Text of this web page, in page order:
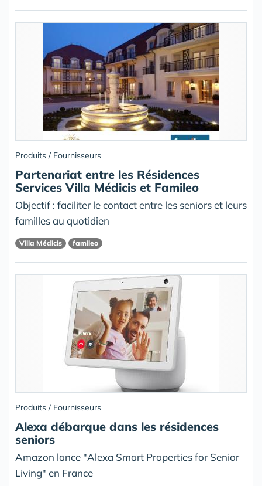
Produits / Fournisseurs
Partenariat entre les Résidences
Services Villa Médicis et Famileo
Objectif : faciliter le contact entre les seniors et leurs
familles au quotidien
Villa Médicis famileo
Produits / Fournisseurs
Alexa débarque dans les résidences
seniors
Amazon lance "Alexa Smart Properties for Senior
Living" en France